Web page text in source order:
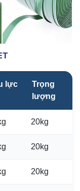
lực
Trọng
lượng
20kg
20kg
20kg